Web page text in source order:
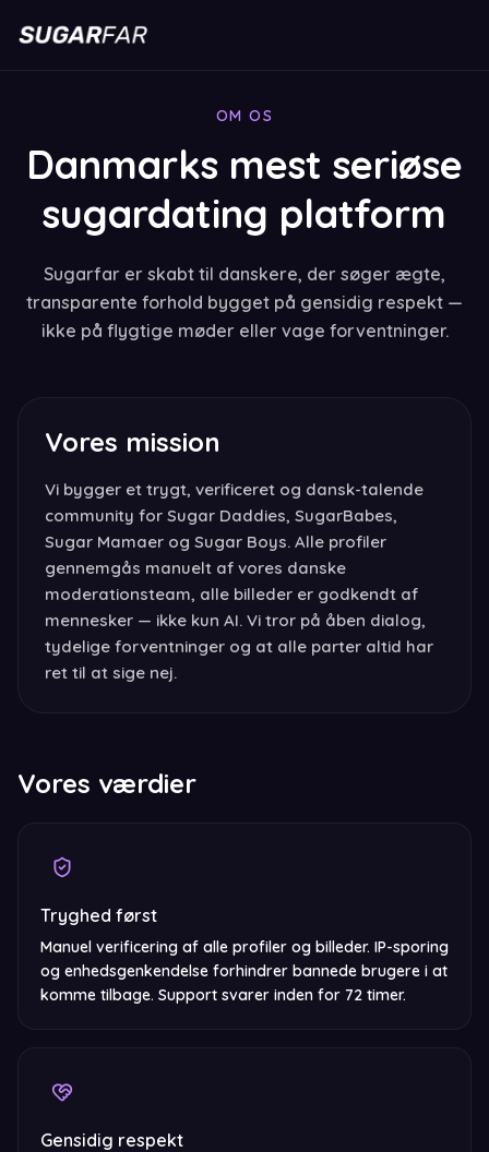
OM OS
Danmarks mest seriøse
sugardating platform
Sugarfar er skabt til danskere, der søger ægte,
transparente forhold bygget på gensidig respekt —
ikke på flygtige møder eller vage forventninger.
Vores mission
Vi bygger et trygt, verificeret og dansk-talende
community for Sugar Daddies, SugarBabes,
Sugar Mamaer og Sugar Boys. Alle profiler
gennemgås manuelt af vores danske
moderationsteam, alle billeder er godkendt af
mennesker — ikke kun AI. Vi tror på åben dialog,
tydelige forventninger og at alle parter altid har
ret til at sige nej.
Vores værdier
Tryghed først
Manuel verificering af alle profiler og billeder. IP-sporing
og enhedsgenkendelse forhindrer bannede brugere i at
komme tilbage. Support svarer inden for 72 timer.
Gensidig respekt